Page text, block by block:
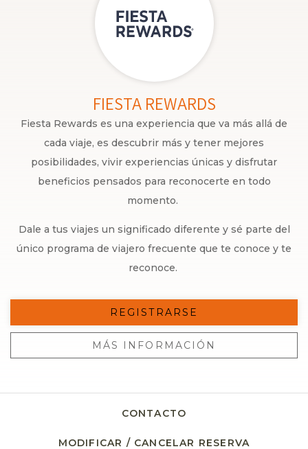
FIESTA REWARDS
Fiesta Rewards es una experiencia que va más allá de
cada viaje, es descubrir más y tener mejores
posibilidades, vivir experiencias únicas y disfrutar
beneficios pensados para reconocerte en todo
momento.
Dale a tus viajes un significado diferente y sé parte del
único programa de viajero frecuente que te conoce y te
reconoce.
REGISTRARSE
MÁS INFORMACIÓN
CONTACTO
MODIFICAR / CANCELAR RESERVA